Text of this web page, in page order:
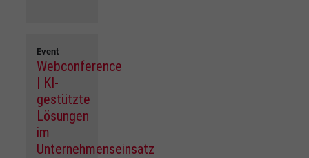
Event
Webconference
| KI-
gestützte
Lösungen
im
Unternehmenseinsatz